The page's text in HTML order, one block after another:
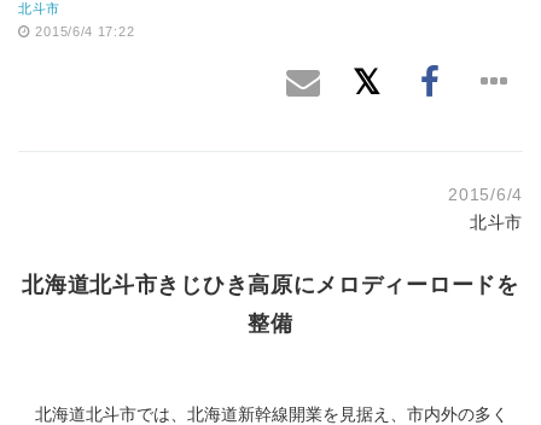
北斗市
2015/6/4 17:22
2015/6/4
北斗市
北海道北斗市きじひき高原にメロディーロードを
整備
北海道北斗市では、北海道新幹線開業を見据え、市内外の多く